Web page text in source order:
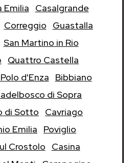
Emilia
Casalgrande
Correggio
Guastalla
San Martino in Rio
Quattro Castella
d'Enza
Bibbiano
di Sopra
di Sotto
Cavriago
Emilia
Poviglio
Crostolo
Casina